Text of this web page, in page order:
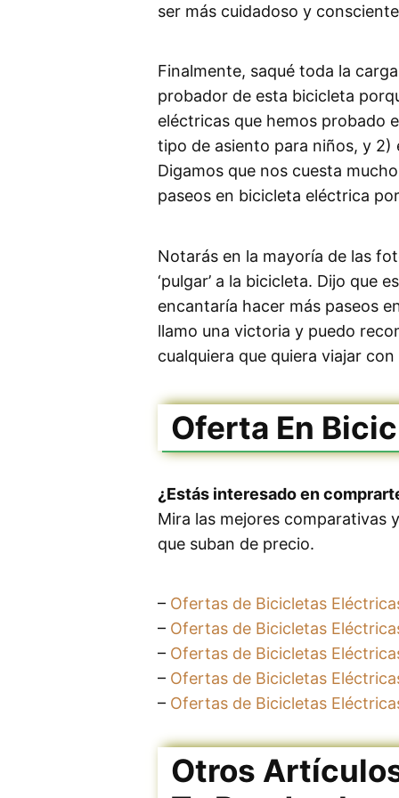
ser más cuidadoso y
Finalmente, saqué toda la
probador de esta bicicleta
eléctricas que hemos probado
tipo de asiento para niños, y 2)
Digamos que nos cuesta
paseos en bicicleta eléctrica
Notarás en la mayoría de las
‘pulgar’ a la bicicleta. Dijo que
encantaría hacer más paseos
llamo una victoria y puedo
cualquiera que quiera viajar
Oferta En
¿Estás interesado en
Mira las mejores comparativas
que suban de precio.
– Ofertas de Bicicletas
– Ofertas de Bicicletas
– Ofertas de Bicicletas
– Ofertas de Bicicletas
– Ofertas de Bicicletas
Otros